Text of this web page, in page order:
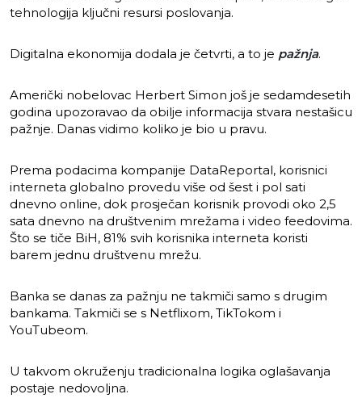
tehnologija ključni resursi poslovanja.
Digitalna ekonomija dodala je četvrti, a to je pažnja.
Američki nobelovac Herbert Simon još je sedamdesetih
godina upozoravao da obilje informacija stvara nestašicu
pažnje. Danas vidimo koliko je bio u pravu.
Prema podacima kompanije DataReportal, korisnici
interneta globalno provedu više od šest i pol sati
dnevno online, dok prosječan korisnik provodi oko 2,5
sata dnevno na društvenim mrežama i video feedovima.
Što se tiče BiH, 81% svih korisnika interneta koristi
barem jednu društvenu mrežu.
Banka se danas za pažnju ne takmiči samo s drugim
bankama. Takmiči se s Netflixom, TikTokom i
YouTubeom.
U takvom okruženju tradicionalna logika oglašavanja
postaje nedovoljna.